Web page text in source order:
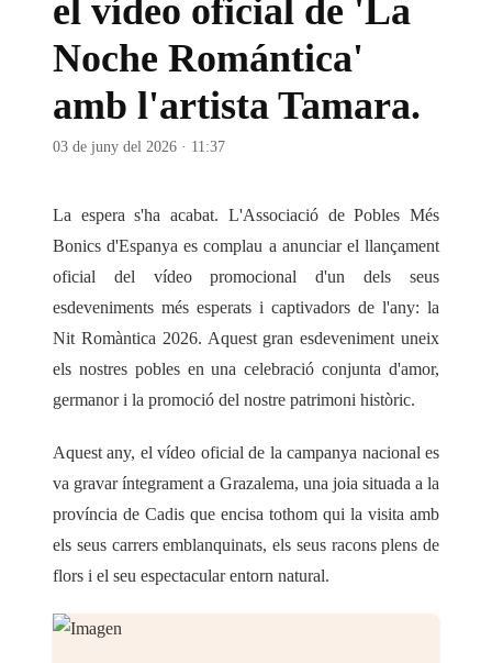
el vídeo oficial de 'La
Noche Romántica'
amb l'artista Tamara.
03 de juny del 2026 · 11:37
La espera s'ha acabat. L'Associació de Pobles Més
Bonics d'Espanya es complau a anunciar el llançament
oficial del vídeo promocional d'un dels seus
esdeveniments més esperats i captivadors de l'any: la
Nit Romàntica 2026. Aquest gran esdeveniment uneix
els nostres pobles en una celebració conjunta d'amor,
germanor i la promoció del nostre patrimoni històric.
Aquest any, el vídeo oficial de la campanya nacional es
va gravar íntegrament a Grazalema, una joia situada a la
província de Cadis que encisa tothom qui la visita amb
els seus carrers emblanquinats, els seus racons plens de
flors i el seu espectacular entorn natural.